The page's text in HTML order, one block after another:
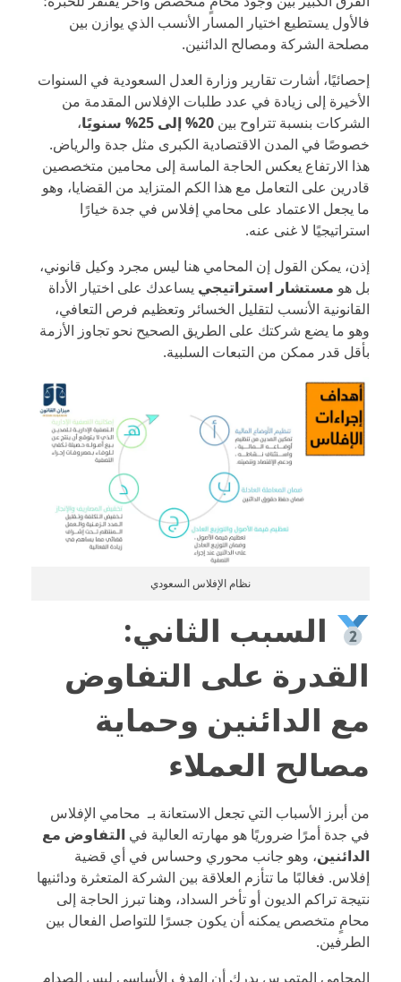
فالأول يستطيع اختيار المسار الأنسب الذي يوازن بين
مصلحة الشركة ومصالح الدائنين.
إحصائيًا، أشارت تقارير وزارة العدل السعودية في السنوات
الأخيرة إلى زيادة في عدد طلبات الإفلاس المقدمة من
الشركات بنسبة تتراوح بين 20% إلى 25% سنويًا
،
خصوصًا في المدن الاقتصادية الكبرى مثل جدة والرياض.
هذا الارتفاع يعكس الحاجة الماسة إلى محامين متخصصين
قادرين على التعامل مع هذا الكم المتزايد من القضايا، وهو
ما يجعل الاعتماد على محامي إفلاس في جدة خيارًا
استراتيجيًا لا غنى عنه.
إذن، يمكن القول إن المحامي هنا ليس مجرد وكيل قانوني،
بل هو مستشار استراتيجي يساعدك على اختيار الأداة
القانونية الأنسب لتقليل الخسائر وتعظيم فرص التعافي،
وهو ما يضع شركتك على الطريق الصحيح نحو تجاوز الأزمة
بأقل قدر ممكن من التبعات السلبية.
نظام الإفلاس السعودي
السبب الثاني:
القدرة على التفاوض
مع الدائنين وحماية
مصالح العملاء
من أبرز الأسباب التي تجعل الاستعانة بـ محامي الإفلاس
في جدة أمرًا ضروريًا هو مهارته العالية في التفاوض مع
الدائنين، وهو جانب محوري وحساس في أي قضية
إفلاس. فغالبًا ما تتأزم العلاقة بين الشركة المتعثرة ودائنيها
نتيجة تراكم الديون أو تأخر السداد، وهنا تبرز الحاجة إلى
محامٍ متخصص يمكنه أن يكون جسرًا للتواصل الفعال بين
الطرفين.
المحامي المتمرس يدرك أن الهدف الأساسي ليس الصدام